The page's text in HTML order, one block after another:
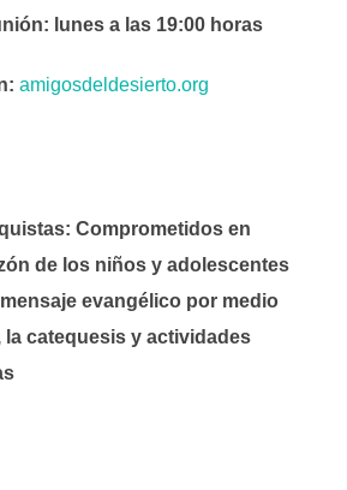
lunes a las 19:00 horas
amigosdeldesierto.org
Comprometidos en
de los niños y adolescentes
evangélico por medio
la catequesis y actividades